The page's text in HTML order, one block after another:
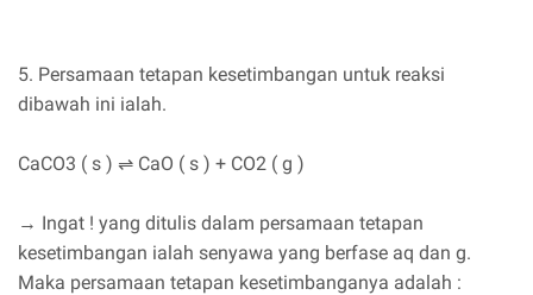
5. Persamaan tetapan kesetimbangan untuk reaksi
dibawah ini ialah.
CaCO3 ( s ) ⇌ CaO ( s ) + CO2 ( g )
→ Ingat ! yang ditulis dalam persamaan tetapan
kesetimbangan ialah senyawa yang berfase aq dan g.
Maka persamaan tetapan kesetimbanganya adalah :